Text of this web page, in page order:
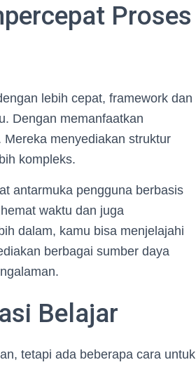
Proses
lebih cepat, framework dan
Dengan memanfaatkan
menyediakan struktur
kompleks.
antarmuka pengguna berbasis
waktu dan juga
dalam, kamu bisa menjelajahi
berbagai sumber daya
Belajar
tetapi ada beberapa cara untuk